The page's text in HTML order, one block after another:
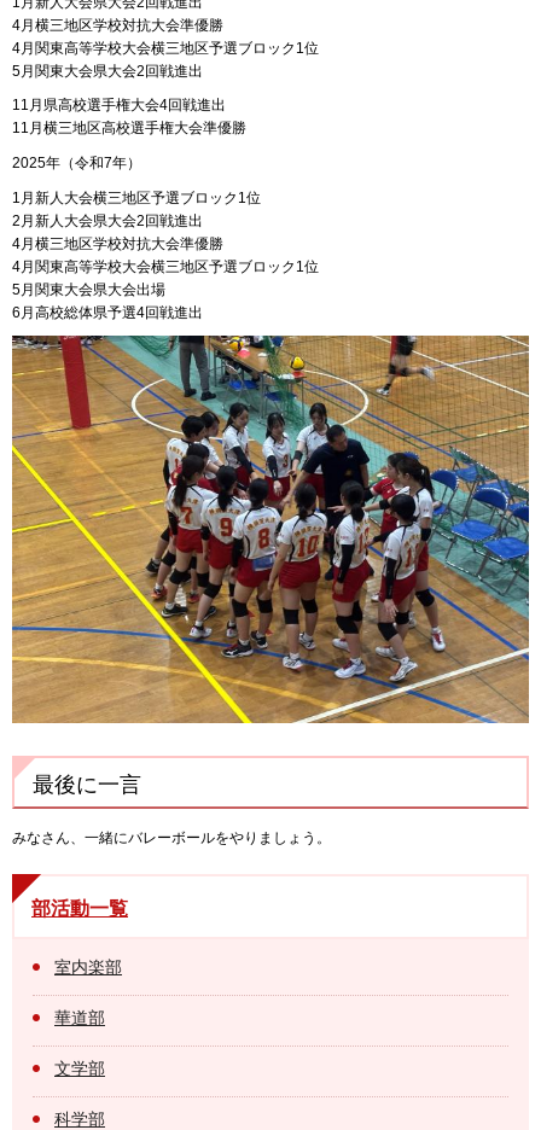
4月横三地区学校対抗大会準優勝
4月関東高等学校大会横三地区予選ブロック1位
5月関東大会県大会2回戦進出
11月県高校選手権大会4回戦進出
11月横三地区高校選手権大会準優勝
2025年（令和7年）
1月新人大会横三地区予選ブロック1位
2月新人大会県大会2回戦進出
4月横三地区学校対抗大会準優勝
4月関東高等学校大会横三地区予選ブロック1位
5月関東大会県大会出場
6月高校総体県予選4回戦進出
最後に一言
みなさん、一緒にバレーボールをやりましょう。
部活動一覧
室内楽部
華道部
文学部
科学部